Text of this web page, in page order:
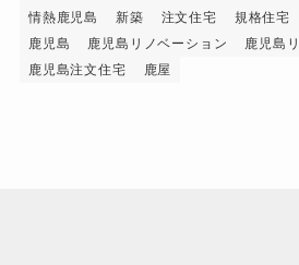
情熱鹿児島
新築 注文住宅 規格住宅
鹿児島
鹿児島リノベーション 鹿児島
鹿児島注文住宅
鹿屋